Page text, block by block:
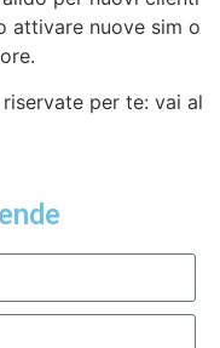
attivare nuove sim o
per te: vai al